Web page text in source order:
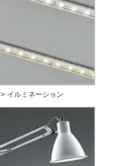
> イルミネーション